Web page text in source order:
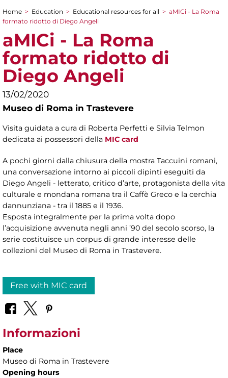
You are here
Home > Education > Educational resources for all > aMICi - La Roma
formato ridotto di Diego Angeli
aMICi - La Roma
formato ridotto di
Diego Angeli
13/02/2020
Museo di Roma in Trastevere
Visita guidata a cura di Roberta Perfetti e Silvia Telmon
dedicata ai possessori della MIC card
A pochi giorni dalla chiusura della mostra Taccuini romani,
una conversazione intorno ai piccoli dipinti eseguiti da
Diego Angeli - letterato, critico d’arte, protagonista della vita
culturale e mondana romana tra il Caffè Greco e la cerchia
dannunziana - tra il 1885 e il 1936.
Esposta integralmente per la prima volta dopo
l’acquisizione avvenuta negli anni ’90 del secolo scorso, la
serie costituisce un corpus di grande interesse delle
collezioni del Museo di Roma in Trastevere.
Free with MIC card
Informazioni
Place
Museo di Roma in Trastevere
Opening hours